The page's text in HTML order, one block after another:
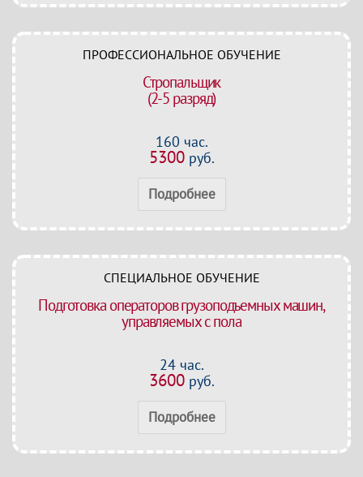
ПРОФЕССИОНАЛЬНОЕ ОБУЧЕНИЕ
Стропальщик
(2-5 разряд)
160 час.
5300руб.
Подробнее
СПЕЦИАЛЬНОЕ ОБУЧЕНИЕ
Подготовка операторов грузоподъемных машин,
управляемых с пола
24 час.
3600руб.
Подробнее